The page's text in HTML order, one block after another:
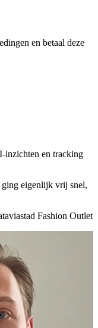
en betaal deze
inzichten en tracking
eigenlijk vrij snel,
Fashion Outlet